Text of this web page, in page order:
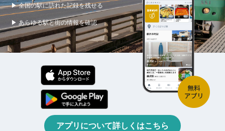
▶ 全国の駅に訪れた記録を残せる
▶ あらゆる駅と街の情報を確認
アプリについて詳しくはこちら